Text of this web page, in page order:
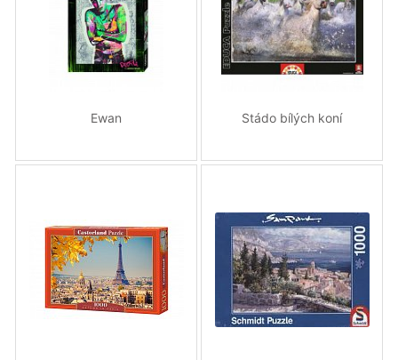
Ewan Stádo bílých koní